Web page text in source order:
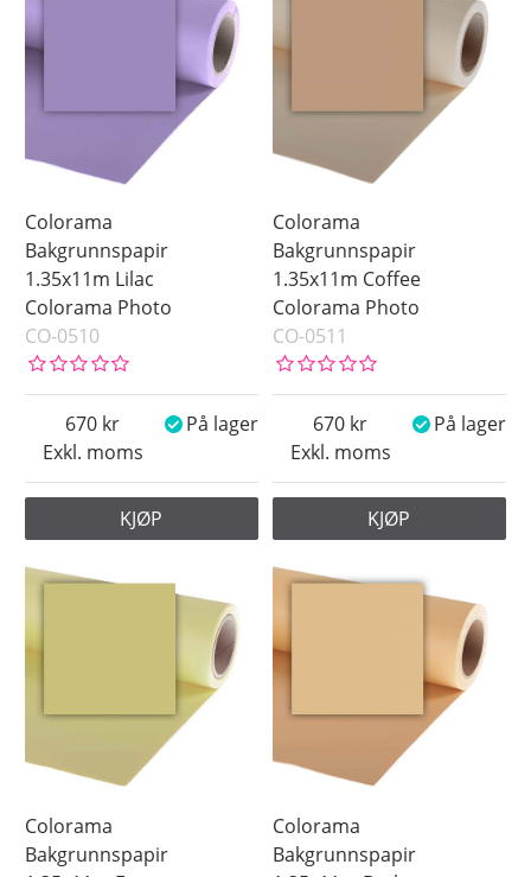
Colorama
Bakgrunnspapir
1.35x11m Lilac
Colorama Photo
CO-0510
Exkl. moms
670 På lager
KJØP
Colorama
Bakgrunnspapir
1.35x11m Coffee
Colorama Photo
CO-0511
Exkl. moms
670 På lager
KJØP
Colorama
Bakgrunnspapir
Colorama
Bakgrunnspapir